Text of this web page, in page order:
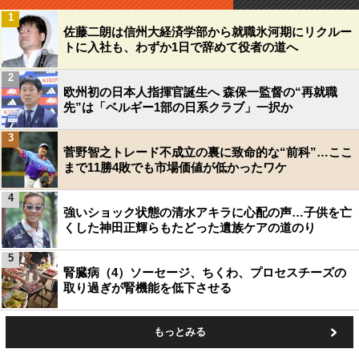
佐藤二朗は信州大経済学部から就職氷河期にリクルー
トに入社も、わずか1日で辞めて役者の道へ
1
欧州初の日本人指揮官誕生へ 森保一監督の“再就職
先”は「ベルギー1部の日系クラブ」一択か
2
菅野智之トレード不成立の裏に致命的な“前科”…ここ
まで11勝4敗でも市場価値が低かったワケ
3
強いショック状態の清水アキラに心配の声…子供を亡
くした神田正輝らもたどった遺族ケアの道のり
4
腎臓病（4）ソーセージ、ちくわ、プロセスチーズの
取り過ぎが腎機能を低下させる
5
もっとみる